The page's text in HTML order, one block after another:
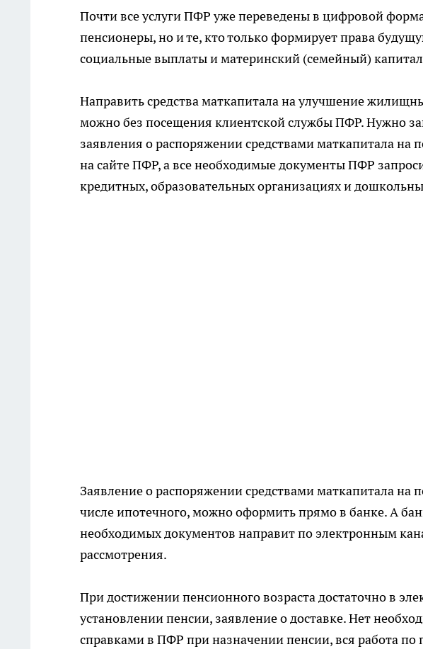
Почти все услуги ПФР уже переведены в цифровой
пенсионеры, но и те, кто только формирует права
социальные выплаты и материнский (семейный)
Направить средства маткапитала на улучшение
можно без посещения клиентской службы ПФР. Нужно
заявления о распоряжении средствами маткапитала на
на сайте ПФР, а все необходимые документы ПФР
кредитных, образовательных организациях и
Заявление о распоряжении средствами маткапитала
числе ипотечного, можно оформить прямо в банке. А
необходимых документов направит по электронным
рассмотрения.
При достижении пенсионного возраста достаточно в
установлении пенсии, заявление о доставке. Нет
справками в ПФР при назначении пенсии, вся работа по